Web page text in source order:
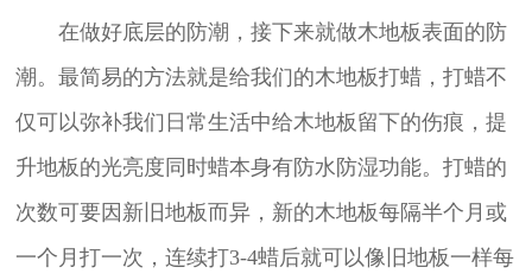
在做好底层的防潮，接下来就做木地板表面的防
潮。最简易的方法就是给我们的木地板打蜡，打蜡不
仅可以弥补我们日常生活中给木地板留下的伤痕，提
升地板的光亮度同时蜡本身有防水防湿功能。打蜡的
次数可要因新旧地板而异，新的木地板每隔半个月或
一个月打一次，连续打3-4蜡后就可以像旧地板一样每